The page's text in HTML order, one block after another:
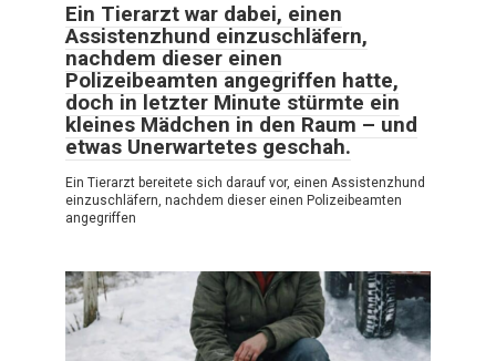
Ein Tierarzt war dabei, einen
Assistenzhund einzuschläfern,
nachdem dieser einen
Polizeibeamten angegriffen hatte,
doch in letzter Minute stürmte ein
kleines Mädchen in den Raum – und
etwas Unerwartetes geschah.
Ein Tierarzt bereitete sich darauf vor, einen Assistenzhund
einzuschläfern, nachdem dieser einen Polizeibeamten
angegriffen